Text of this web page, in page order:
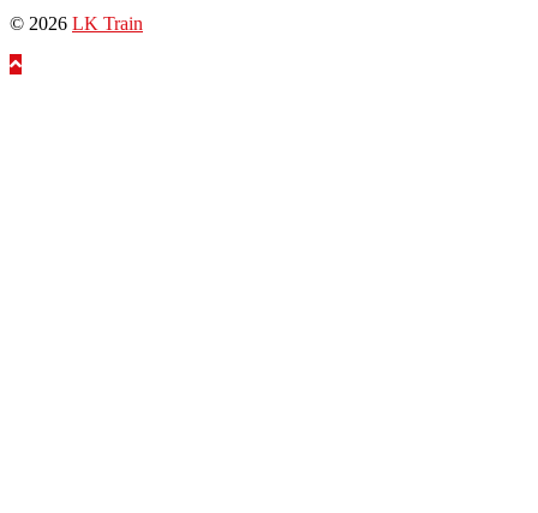
© 2026 LK Train